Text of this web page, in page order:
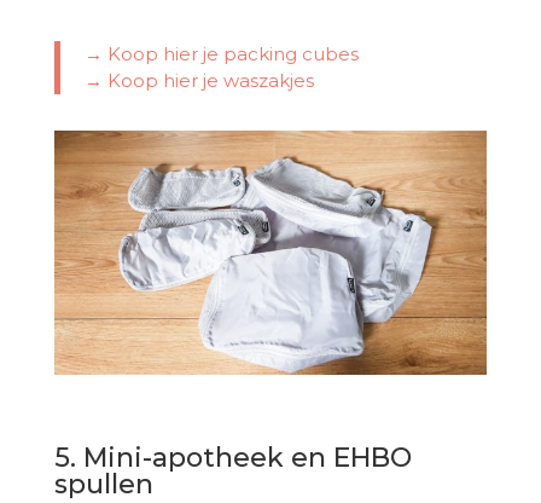
→ Koop hier je packing cubes
→ Koop hier je waszakjes
5. Mini-apotheek en EHBO
spullen